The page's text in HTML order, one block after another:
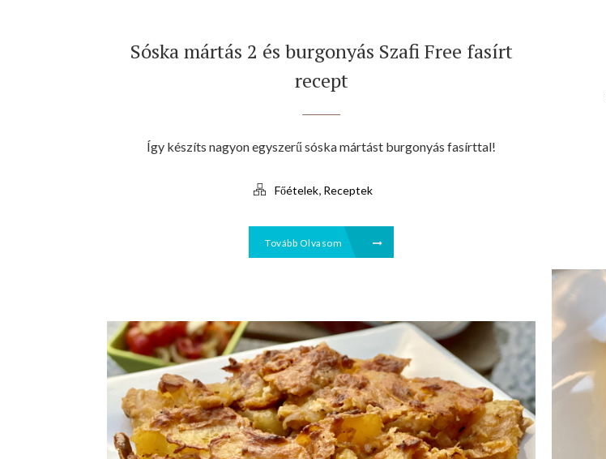
Sóska mártás 2 és burgonyás Szafi Free fasírt
recept
Így készíts nagyon egyszerű sóska mártást burgonyás fasírttal!
Főételek Receptek
Tovább Olvasom